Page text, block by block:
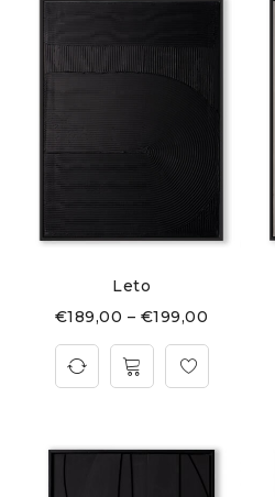
Leto
€189,00 – €199,00